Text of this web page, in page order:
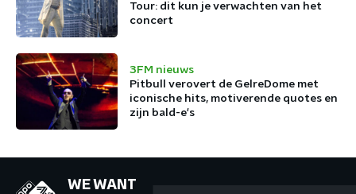
Tour: dit kun je verwachten van het
concert
3FM nieuws
Pitbull verovert de GelreDome met
iconische hits, motiverende quotes en
zijn bald-e's
WE WANT